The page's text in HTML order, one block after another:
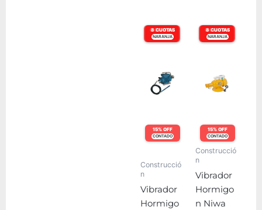
6 CUOTAS
VISA
8 CUOTAS
NARANJA
15% OFF
CONTADO
Construcció
n
Vibrador
Hormigo
6 CUOTAS
VISA
8 CUOTAS
NARANJA
15% OFF
CONTADO
Construcció
n
Vibrador
Hormigo
n Niwa